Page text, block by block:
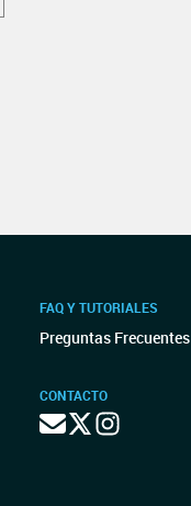
FAQ Y TUTORIALES
Preguntas Frecuentes
CONTACTO